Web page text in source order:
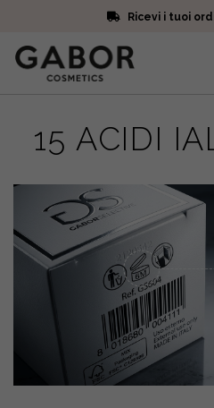
Ricevi i tuoi
Iscriviti alla Newsletter. 15%
Ricevi i tuoi
15 ACIDI